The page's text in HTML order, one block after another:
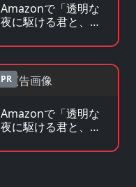
Amazonで「透明な
夜に駆ける君と、目
た。」の原作コミッ
クを見る
PR
Amazonで「透明な
夜に駆ける君と、目
た。」のグッズ・フ